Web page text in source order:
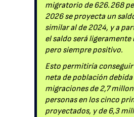
migratorio de 626.268
2026 se proyecta un
similar al de 2024, y a
el saldo será ligeramente
pero siempre positivo.
Esto permitiría conseguir
neta de población debida
migraciones de 2,7
personas en los cinco
proyectados, y de 6,3